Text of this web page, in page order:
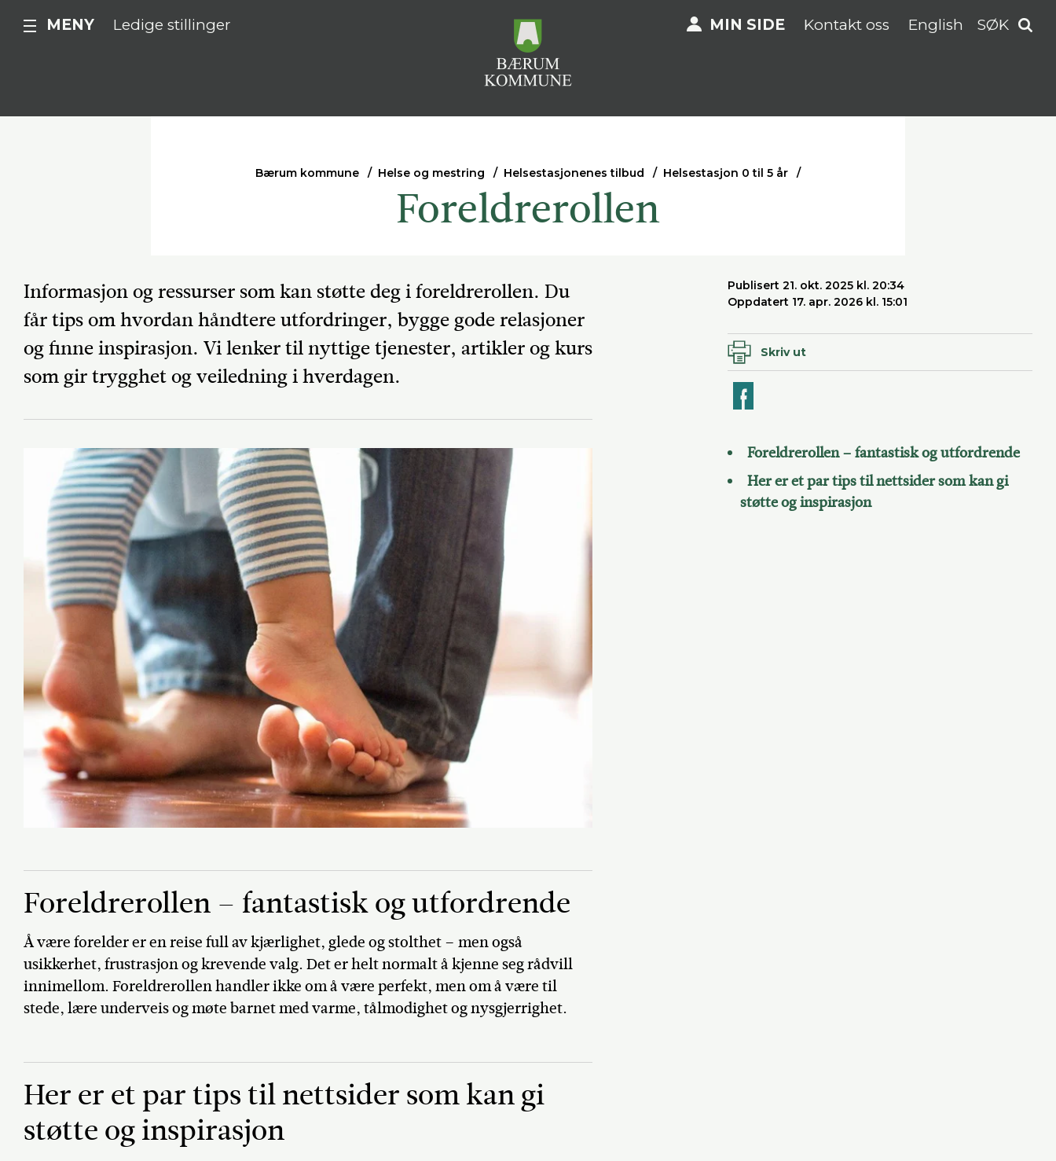
MENY Ledige stillinger MIN SIDE Kontakt oss English SØK
Bærum kommune Helse og mestring Helsestasjonenes tilbud Helsestasjon 0 til 5 år
Foreldrerollen
Informasjon og ressurser som kan støtte deg i foreldrerollen. Du
får tips om hvordan håndtere utfordringer, bygge gode relasjoner
og finne inspirasjon. Vi lenker til nyttige tjenester, artikler og kurs
som gir trygghet og veiledning i hverdagen.
Foreldrerollen – fantastisk og utfordrende
Å være forelder er en reise full av kjærlighet, glede og stolthet – men også
usikkerhet, frustrasjon og krevende valg. Det er helt normalt å kjenne seg rådvill
innimellom. Foreldrerollen handler ikke om å være perfekt, men om å være til
stede, lære underveis og møte barnet med varme, tålmodighet og nysgjerrighet.
Her er et par tips til nettsider som kan gi
støtte og inspirasjon
Publisert 21. okt. 2025 kl. 20:34
Oppdatert 17. apr. 2026 kl. 15:01
Skriv ut
Foreldrerollen – fantastisk og utfordrende
Her er et par tips til nettsider som kan gi
støtte og inspirasjon